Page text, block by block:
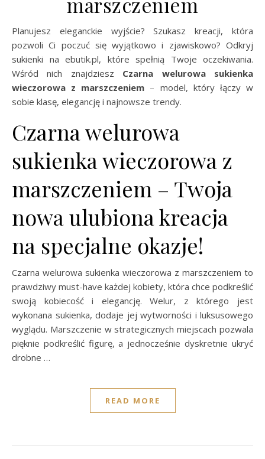
Planujesz eleganckie wyjście? Szukasz kreacji, która
pozwoli Ci poczuć się wyjątkowo i zjawiskowo? Odkryj
sukienki na ebutik.pl, które spełnią Twoje oczekiwania.
Wśród nich znajdziesz Czarna welurowa sukienka
wieczorowa z marszczeniem – model, który łączy w
sobie klasę, elegancję i najnowsze trendy.
Czarna welurowa
sukienka wieczorowa z
marszczeniem – Twoja
nowa ulubiona kreacja
na specjalne okazje!
Czarna welurowa sukienka wieczorowa z marszczeniem to
prawdziwy must-have każdej kobiety, która chce podkreślić
swoją kobiecość i elegancję. Welur, z którego jest
wykonana sukienka, dodaje jej wytworności i luksusowego
wyglądu. Marszczenie w strategicznych miejscach pozwala
pięknie podkreślić figurę, a jednocześnie dyskretnie ukryć
drobne …
READ MORE